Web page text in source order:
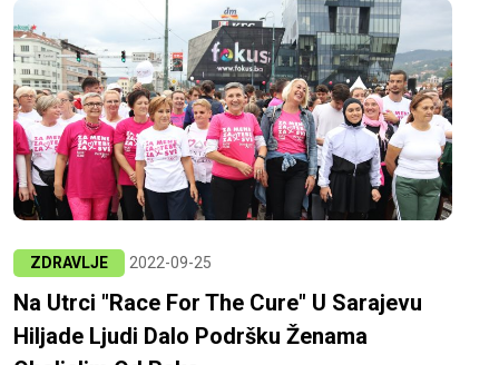
ZDRAVLJE 2022-09-25
Na Utrci "Race For The Cure" U Sarajevu
Hiljade Ljudi Dalo Podršku Ženama